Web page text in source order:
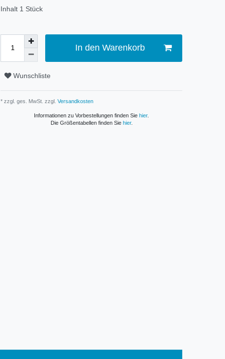
Inhalt 1 Stück
In den Warenkorb
Wunschliste
* zzgl. ges. MwSt. zzgl. Versandkosten
Informationen zu Vorbestellungen finden Sie hier.
Die Größentabellen finden Sie hier.